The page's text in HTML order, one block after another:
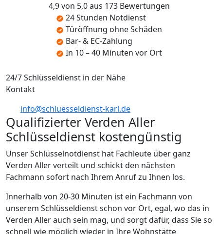
4,9 von 5,0 aus 173 Bewertungen
24 Stunden Notdienst
Türöffnung ohne Schäden
Bar- & EC-Zahlung
In 10 – 40 Minuten vor Ort
24/7 Schlüsseldienst in der Nähe
Kontakt
info@schluesseldienst-karl.de
Qualifizierter Verden Aller
Schlüsseldienst kostengünstig
Unser Schlüsselnotdienst hat Fachleute über ganz
Verden Aller verteilt und schickt den nächsten
Fachmann sofort nach Ihrem Anruf zu Ihnen los.
Innerhalb von 20-30 Minuten ist ein Fachmann von
unserem Schlüsseldienst schon vor Ort, egal, wo das in
Verden Aller auch sein mag, und sorgt dafür, dass Sie so
schnell wie möglich wieder in Ihre Wohnstätte